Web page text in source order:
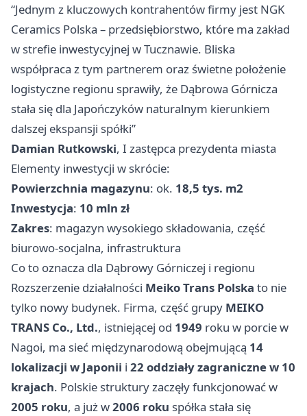
“Jednym z kluczowych kontrahentów firmy jest NGK
Ceramics Polska – przedsiębiorstwo, które ma zakład
w strefie inwestycyjnej w Tucznawie. Bliska
współpraca z tym partnerem oraz świetne położenie
logistyczne regionu sprawiły, że Dąbrowa Górnicza
stała się dla Japończyków naturalnym kierunkiem
dalszej ekspansji spółki”
Damian Rutkowski, I zastępca prezydenta miasta
Elementy inwestycji w skrócie:
Powierzchnia magazynu: ok. 18,5 tys. m2
Inwestycja: 10 mln zł
Zakres: magazyn wysokiego składowania, część
biurowo-socjalna, infrastruktura
Co to oznacza dla Dąbrowy Górniczej i regionu
Rozszerzenie działalności Meiko Trans Polska to nie
tylko nowy budynek. Firma, część grupy MEIKO
TRANS Co., Ltd., istniejącej od 1949 roku w porcie w
Nagoi, ma sieć międzynarodową obejmującą 14
lokalizacji w Japonii i 22 oddziały zagraniczne w 10
krajach. Polskie struktury zaczęły funkcjonować w
2005 roku, a już w2006 roku spółka stała się